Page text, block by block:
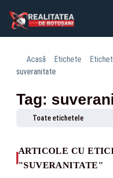
Acasă Etichete
suveranitate
Tag:
Toate etichetele
ARTICOLE CU
"SUVERANITATE"